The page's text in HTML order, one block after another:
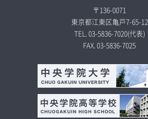
〒136-0071
東京都江東区亀戸7-65-12
TEL. 03-5836-7020(代表)
FAX. 03-5836-7025